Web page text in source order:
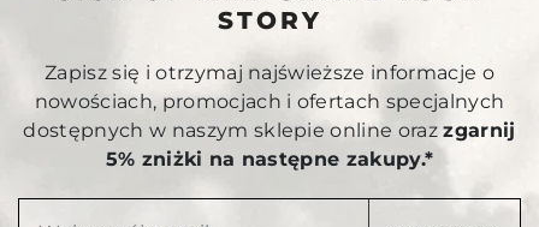
STORY
Zapisz się i otrzymaj najświeższe informacje o
nowościach, promocjach i ofertach specjalnych
dostępnych w naszym sklepie online orazzgarnij
5% zniżki na następne zakupy.*